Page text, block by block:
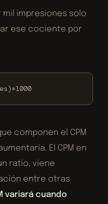
impresiones solo
ese cociente por
componen el CPM
El CPM en
ratio, viene
entre otras
variará cuando